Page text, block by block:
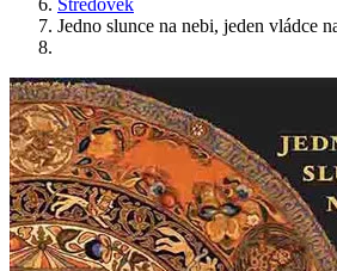
Stredovek
Jedno slunce na nebi, jeden vládce